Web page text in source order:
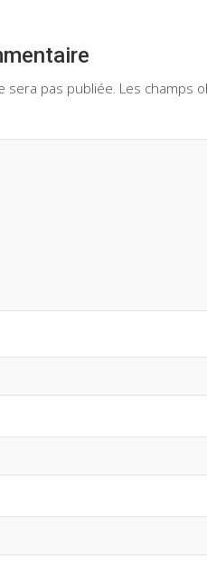
sera pas publiée. Les champs